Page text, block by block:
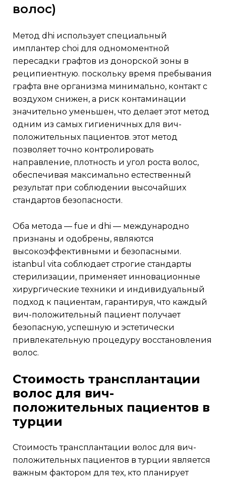
волос)
метод dhi использует специальный
имплантер choi для одномоментной
пересадки графтов из донорской зоны в
реципиентную. поскольку время пребывания
графта вне организма минимально, контакт с
воздухом снижен, а риск контаминации
значительно уменьшен, что делает этот метод
одним из самых гигиеничных для вич-
положительных пациентов. этот метод
позволяет точно контролировать
направление, плотность и угол роста волос,
обеспечивая максимально естественный
результат при соблюдении высочайших
стандартов безопасности.
оба метода — fue и dhi — международно
признаны и одобрены, являются
высокоэффективными и безопасными.
istanbul vita соблюдает строгие стандарты
стерилизации, применяет инновационные
хирургические техники и индивидуальный
подход к пациентам, гарантируя, что каждый
вич-положительный пациент получает
безопасную, успешную и эстетически
привлекательную процедуру восстановления
волос.
стоимость трансплантации
волос для вич-
положительных пациентов в
турции
стоимость трансплантации волос для вич-
положительных пациентов в турции является
важным фактором для тех, кто планирует